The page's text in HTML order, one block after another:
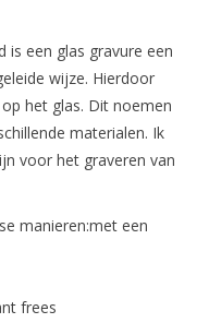
is een glas gravure een
wijze. Hierdoor
het glas. Dit noemen
materialen. Ik
voor het graveren van
manieren:met een
frees